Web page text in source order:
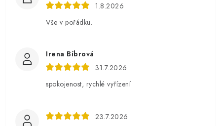
1.8.2026
Vše v pořádku.
Irena Bíbrová
31.7.2026
spokojenost, rychlé vyřízení
23.7.2026